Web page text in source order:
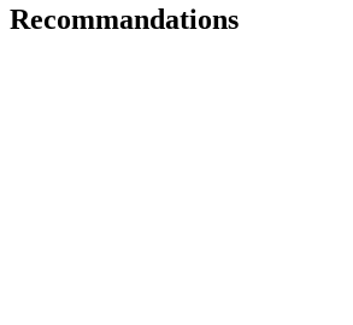
Recommandations